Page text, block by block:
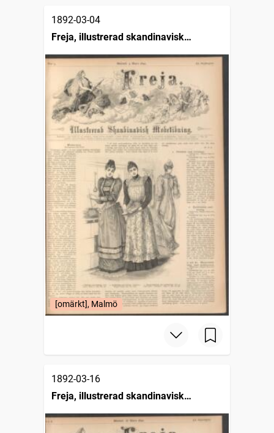
1892-03-04
Freja, illustrerad skandinavisk
[omärkt], Malmö
1892-03-16
Freja, illustrerad skandinavisk
modetidning